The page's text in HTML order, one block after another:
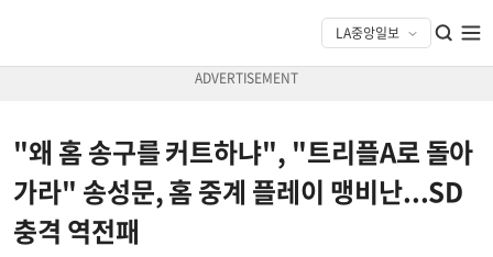
"왜 홈 송구를 커트하냐", "트리플A로 돌아
가라" 송성문, 홈 중계 플레이 맹비난...SD
충격 역전패